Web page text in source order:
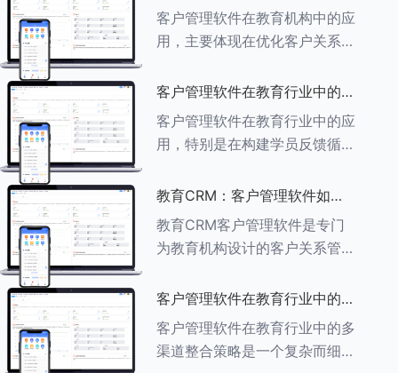
用探索
客户管理软件在教育机构中的应
用，主要体现在优化客户关系管
作效率及促进业务增长等多个方
面。以下是对客户管理软件在教
育机构中应用的具体探索：
###一、
客户管理软件在教育行业中的学
员反馈循环机制
客户管理软件在教育行业中的应
用，特别是在构建学员反馈循环
用。以下是对客户管理软件在教
育行业中学员反馈循环机制的详
细分析： ###一、学员反馈循
环机制
教育CRM：客户管理软件如何
助力教育机构实现可持续发展
教育CRM客户管理软件是专门
为教育机构设计的客户关系管理
家长、教师及其他相关方的互
动，对教育机构实现可持续发展
具有重要意义。以下是教育
CRM如何助力教育
客户管理软件在教育行业中的多
渠道整合策略
客户管理软件在教育行业中的多
渠道整合策略是一个复杂而细致